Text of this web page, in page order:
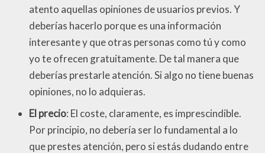
atento aquellas opiniones de usuarios previos. Y
deberías hacerlo porque es una información
interesante y que otras personas como tú y como
yo te ofrecen gratuitamente. De tal manera que
deberías prestarle atención. Si algo no tiene buenas
opiniones, no lo adquieras.
El precio: El coste, claramente, es imprescindible.
Por principio, no debería ser lo fundamental a lo
que prestes atención, pero si estás dudando entre